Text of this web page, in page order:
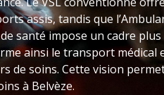
assis, tandis que
santé impose un cadre plus
ainsi le transport médical
de soins. Cette vision
à Belvèze.